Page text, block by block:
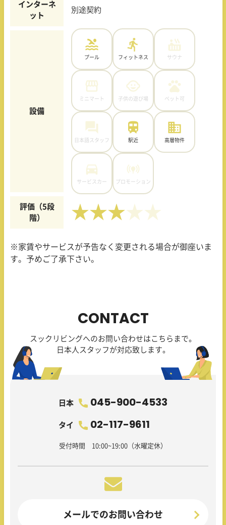
インターネ
ット
別途契約
設備
プール フィットネス サウナ
ミニマート 子供の遊び場 ペット可
日本語スタッフ 駅近 高層物件
サービスカー プロモーション
評価（5段
階）
★★★
※家賃やサービスが予告なく変更される場合が御座いま
す。予めご了承下さい。
CONTACT
スックリビングへのお問い合わせはこちらまで。
日本人スタッフが対応致します。
日本 045-900-4533
タイ 02-117-9611
受付時間 10:00~19:00（水曜定休）
メールでのお問い合わせ